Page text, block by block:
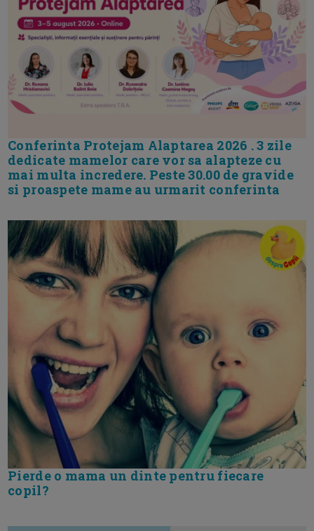
Conferinta Protejam Alaptarea 2026 . 3 zile
dedicate mamelor care vor sa alapteze cu
mai multa incredere. Peste 30.00 de gravide
si proaspete mame au urmarit conferinta
Pierde o mama un dinte pentru fiecare
copil?